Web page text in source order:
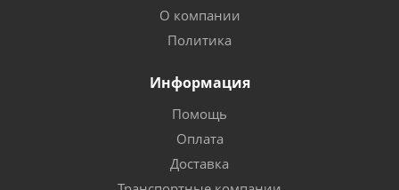
О компании
Политика
Информация
Помощь
Оплата
Доставка